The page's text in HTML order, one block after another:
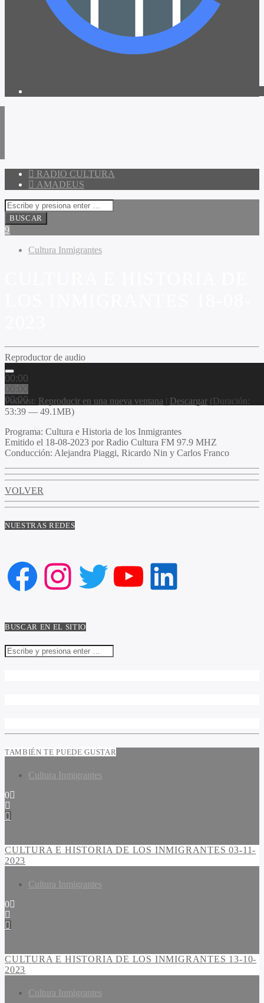
RADIO CULTURA
AMADEUS
Cultura Inmigrantes
Reproductor de audio
00:00
00:00
00:00
Podcast: Reproducir en una nueva ventana | Descargar (Duración:
53:39 — 49.1MB)
Programa: Cultura e Historia de los Inmigrantes
Emitido el 18-08-2023 por Radio Cultura FM 97.9 MHZ
Conducción: Alejandra Piaggi, Ricardo Nin y Carlos Franco
VOLVER
NUESTRAS REDES
Facebook
Instagram
Twitter
YouTube
LinkedIn
BUSCAR EN EL SITIO
TAMBIÉN TE PUEDE GUSTAR
Cultura Inmigrantes
0
CULTURA E HISTORIA DE LOS INMIGRANTES 03-11-
2023
Cultura Inmigrantes
0
CULTURA E HISTORIA DE LOS INMIGRANTES 13-10-
2023
Cultura Inmigrantes